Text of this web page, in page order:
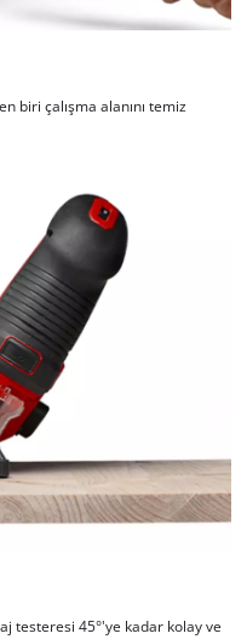
biri çalışma alanını temiz
testeresi 45°'ye kadar kolay ve